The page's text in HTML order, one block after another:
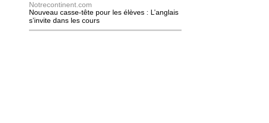
Notrecontinent.com
Nouveau casse-tête pour les élèves : L’anglais
s’invite dans les cours